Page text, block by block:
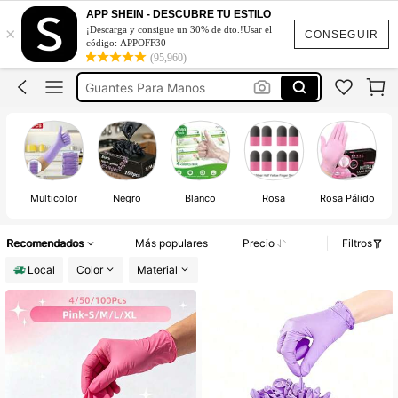
CONSEGUIR
×
APP SHEIN - DESCUBRE TU ESTILO
¡Descarga y consigue un 30% de dto.!Usar el
código: APPOFF30
(95,960)
Guantes
Guantes De Nitrilo
Guantes Para Manos
Guantes Para Trabajo
Guantes
Multicolor Negro Blanco Rosa Rosa Pálido
Recomendados Más populares Precio
Filtros
Local
Color Material